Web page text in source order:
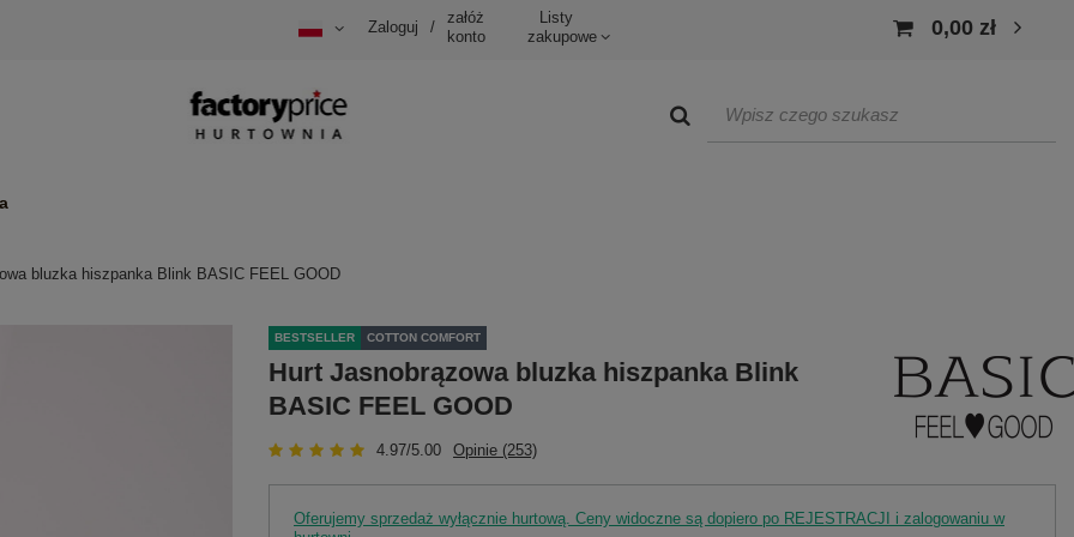
Zaloguj /
załóż
konto
Listy
zakupowe
0,00 zł
bluzka hiszpanka Blink BASIC FEEL GOOD
BESTSELLER COTTON COMFORT
Hurt Jasnobrązowa bluzka hiszpanka Blink
BASIC FEEL GOOD
4.97/5.00 Opinie (253)
Oferujemy sprzedaż wyłącznie hurtową. Ceny widoczne są dopiero po REJESTRACJI i zalogowaniu w